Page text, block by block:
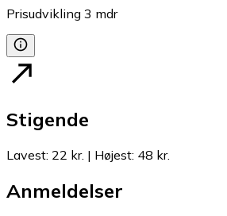
Prisudvikling 3 mdr
Stigende
Lavest: 22 kr. | Højest: 48 kr.
Anmeldelser